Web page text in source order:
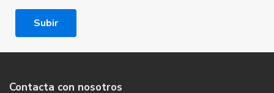
Subir
Contacta con nosotros